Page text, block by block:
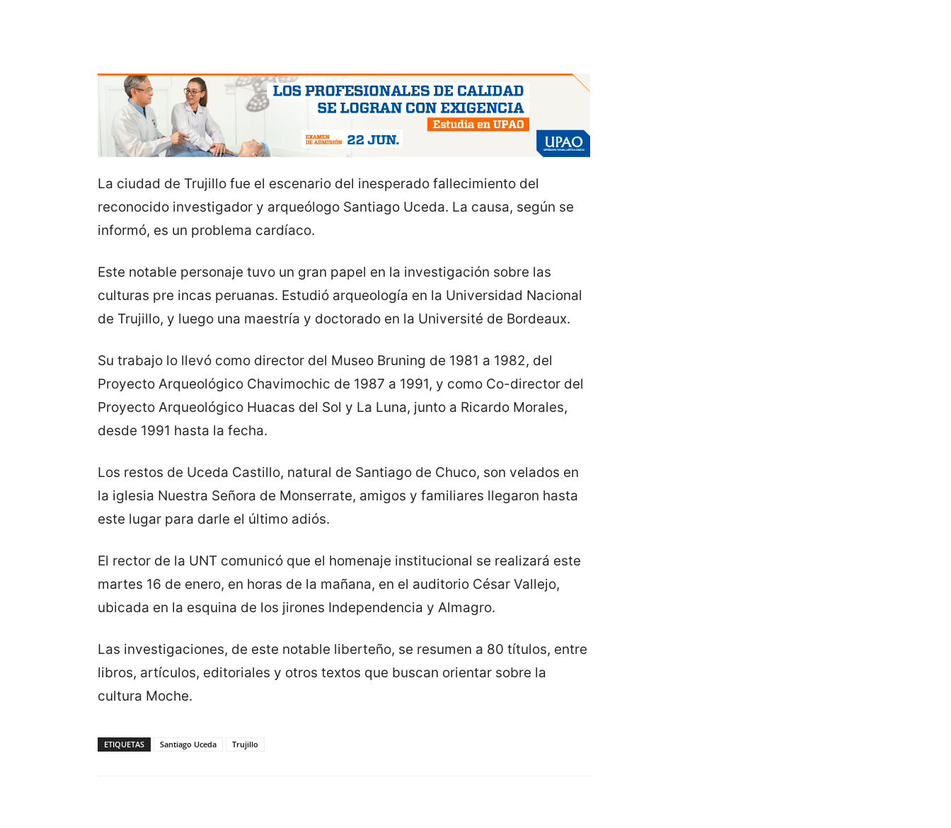
La ciudad de Trujillo fue el escenario del inesperado fallecimiento del
reconocido investigador y arqueólogo Santiago Uceda. La causa, según se
informó, es un problema cardíaco.
Este notable personaje tuvo un gran papel en la investigación sobre las
culturas pre incas peruanas. Estudió arqueología en la Universidad Nacional
de Trujillo, y luego una maestría y doctorado en la Université de Bordeaux.
Su trabajo lo llevó como director del Museo Bruning de 1981 a 1982, del
Proyecto Arqueológico Chavimochic de 1987 a 1991, y como Co-director del
Proyecto Arqueológico Huacas del Sol y La Luna, junto a Ricardo Morales,
desde 1991 hasta la fecha.
Los restos de Uceda Castillo, natural de Santiago de Chuco, son velados en
la iglesia Nuestra Señora de Monserrate, amigos y familiares llegaron hasta
este lugar para darle el último adiós.
El rector de la UNT comunicó que el homenaje institucional se realizará este
martes 16 de enero, en horas de la mañana, en el auditorio César Vallejo,
ubicada en la esquina de los jirones Independencia y Almagro.
Las investigaciones, de este notable liberteño, se resumen a 80 títulos, entre
libros, artículos, editoriales y otros textos que buscan orientar sobre la
cultura Moche.
ETIQUETAS Santiago Uceda Trujillo